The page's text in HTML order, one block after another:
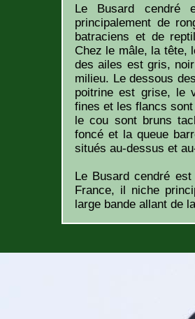
Le Busard cendré
principalement de
batraciens et de
Chez le mâle, la tête,
des ailes est gris,
milieu. Le dessous
poitrine est grise, le
fines et les flancs
le cou sont bruns
foncé et la queue
situés au-dessus et
Le Busard cendré
France, il niche
large bande allant de